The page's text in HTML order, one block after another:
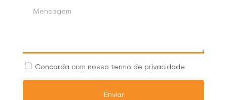
Concorda com nosso termo de privacidade
Enviar